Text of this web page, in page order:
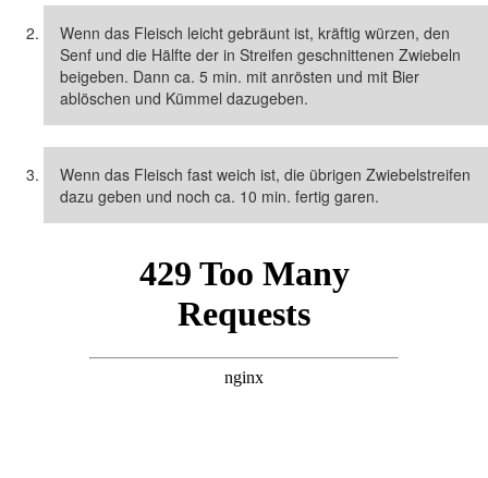
Wenn das Fleisch leicht gebräunt ist, kräftig würzen, den
Senf und die Hälfte der in Streifen geschnittenen Zwiebeln
beigeben. Dann ca. 5 min. mit anrösten und mit Bier
ablöschen und Kümmel dazugeben.
Wenn das Fleisch fast weich ist, die übrigen Zwiebelstreifen
dazu geben und noch ca. 10 min. fertig garen.